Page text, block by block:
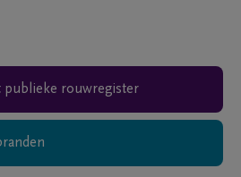
publieke rouwregister